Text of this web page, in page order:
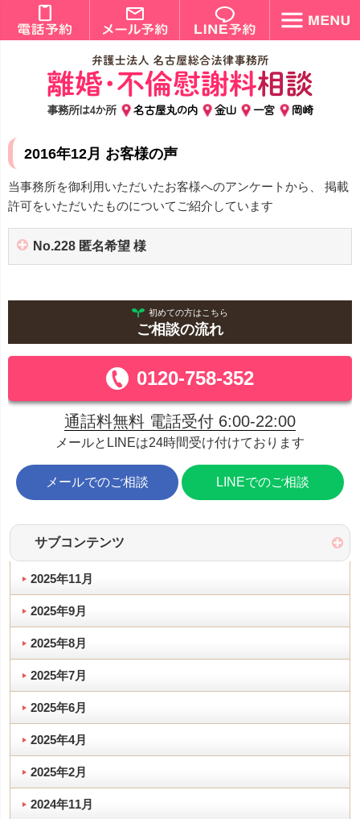
事務所は4か所 名古屋丸の内 金山 一宮 岡崎
2016年12月 お客様の声
当事務所を御利用いただいたお客様へのアンケートから、 掲載
許可をいただいたものについてご紹介しています
No.228 匿名希望 様
初めての方はこちら
ご相談の流れ
0120-758-352
通話料無料 電話受付 6:00-22:00
メールとLINEは24時間受け付けております
メールでのご相談 LINEでのご相談
サブコンテンツ
2025年11月
2025年9月
2025年8月
2025年7月
2025年6月
2025年4月
2025年2月
2024年11月